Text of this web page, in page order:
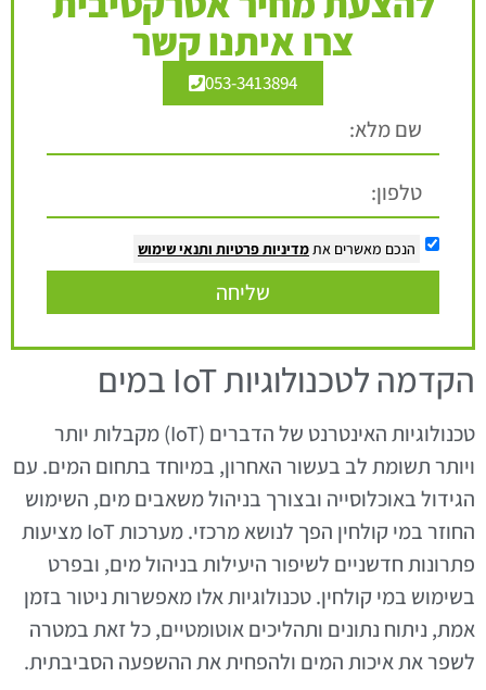
צרו איתנו קשר
053-3413894
הנכם מאשרים את מדיניות פרטיות ותנאי שימוש
שליחה
הקדמה לטכנולוגיות IoT במים
טכנולוגיות האינטרנט של הדברים (IoT) מקבלות יותר
ויותר תשומת לב בעשור האחרון, במיוחד בתחום המים. עם
הגידול באוכלוסייה ובצורך בניהול משאבים מים, השימוש
החוזר במי קולחין הפך לנושא מרכזי. מערכות IoT מציעות
פתרונות חדשניים לשיפור היעילות בניהול מים, ובפרט
בשימוש במי קולחין. טכנולוגיות אלו מאפשרות ניטור בזמן
אמת, ניתוח נתונים ותהליכים אוטומטיים, כל זאת במטרה
לשפר את איכות המים ולהפחית את ההשפעה הסביבתית.